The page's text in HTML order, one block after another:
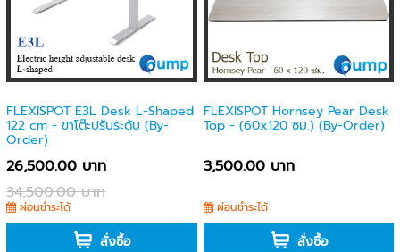
FLEXISPOT E3L Desk L-Shaped
122 cm - ขาโต๊ะปรับระดับ (By-
Order)
26,500.00 บาท
34,500.00 บาท
ผ่อนชำระได้
สั่งซื้อ
FLEXISPOT Hornsey Pear Desk
Top - (60x120 ซม.) (By-Order)
3,500.00 บาท
ผ่อนชำระได้
สั่งซื้อ